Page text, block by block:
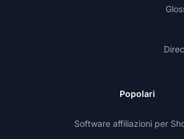
Popolari
Software affiliazioni per